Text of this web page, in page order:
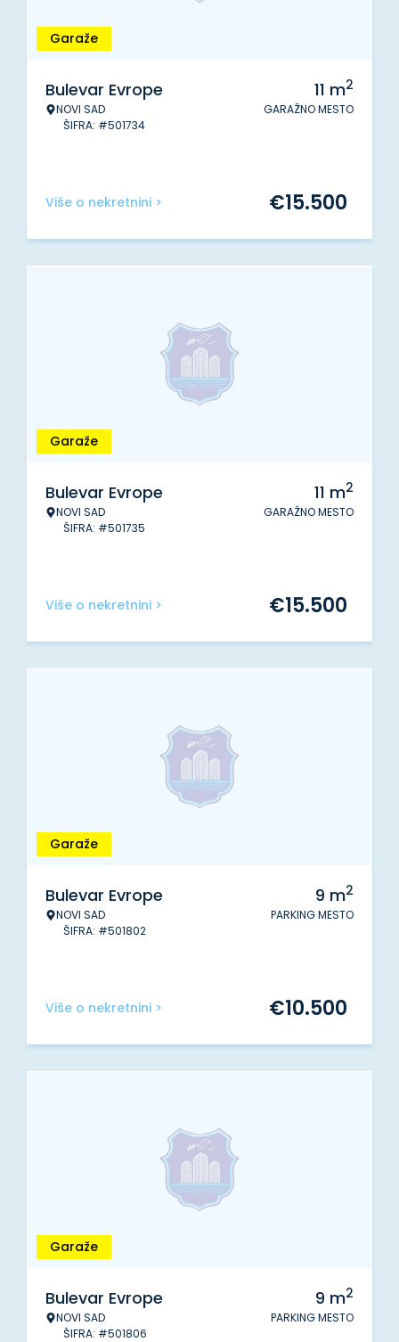
Garaže
Bulevar Evrope
NOVI SAD
ŠIFRA: #501734
11 m2
GARAŽNO MESTO
Više o nekretnini > €15.500
Garaže
Bulevar Evrope
NOVI SAD
ŠIFRA: #501735
11 m2
GARAŽNO MESTO
Više o nekretnini > €15.500
Garaže
Bulevar Evrope
NOVI SAD
ŠIFRA: #501802
9 m2
PARKING MESTO
Više o nekretnini > €10.500
Garaže
Bulevar Evrope
NOVI SAD
ŠIFRA: #501806
9 m2
PARKING MESTO